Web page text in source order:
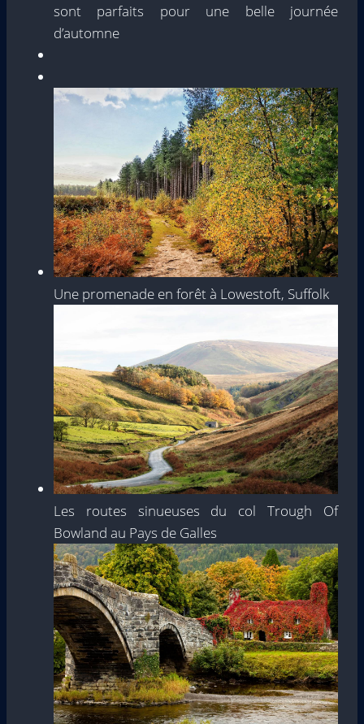
sont parfaits pour une belle journée
d’automne
Une promenade en forêt à Lowestoft, Suffolk
Les routes sinueuses du col Trough Of
Bowland au Pays de Galles